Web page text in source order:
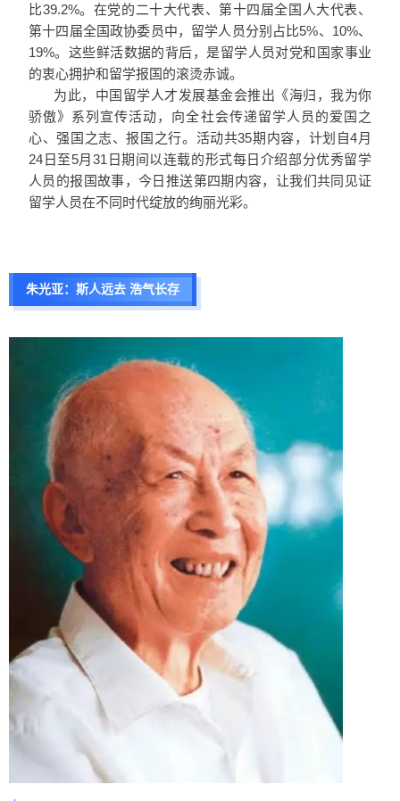
比39.2%。在党的二十大代表、第十四届全国人大代表、
第十四届全国政协委员中，留学人员分别占比5%、10%、
19%。这些鲜活数据的背后，是留学人员对党和国家事业
的衷心拥护和留学报国的滚烫赤诚。
为此，中国留学人才发展基金会推出《海归，我为你
骄傲》系列宣传活动，向全社会传递留学人员的爱国之
心、强国之志、报国之行。活动共35期内容，计划自4月
24日至5月31日期间以连载的形式每日介绍部分优秀留学
人员的报国故事，今日推送第四期内容，让我们共同见证
留学人员在不同时代绽放的绚丽光彩。
朱光亚： 斯人远去 浩气长存